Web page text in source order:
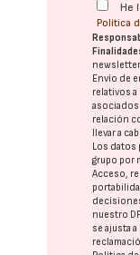
He
Política
Envío de
relativos
relación
llevar a
Los datos
grupo por
Acceso,
nuestro
se ajusta